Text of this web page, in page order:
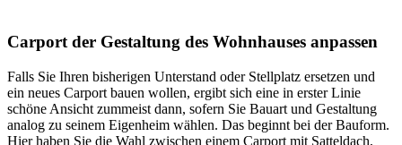
Carport der Gestaltung des Wohnhauses anpassen
Falls Sie Ihren bisherigen Unterstand oder Stellplatz ersetzen und
ein neues Carport bauen wollen, ergibt sich eine in erster Linie
schöne Ansicht zummeist dann, sofern Sie Bauart und Gestaltung
analog zu seinem Eigenheim wählen. Das beginnt bei der Bauform.
Hier haben Sie die Wahl zwischen einem Carport mit Satteldach,